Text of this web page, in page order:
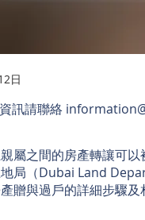
日
訊請聯絡
屬之間的房產轉讓可
局（Dubai Land
贈與過戶的詳細步驟